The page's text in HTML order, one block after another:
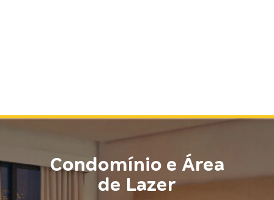
Condomínio e Área
de Lazer